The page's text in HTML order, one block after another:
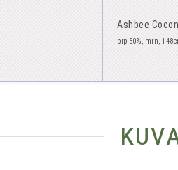
Ashbee
brp 50%, mrn,